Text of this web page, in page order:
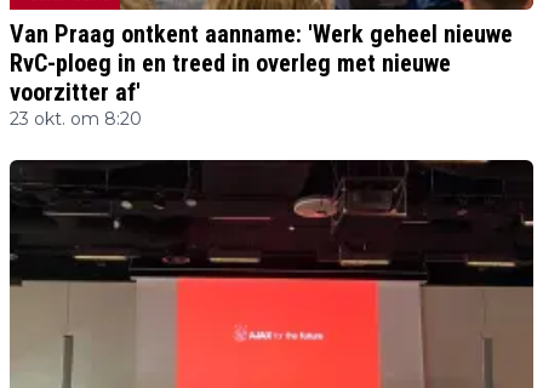
Van Praag ontkent aanname: 'Werk geheel nieuwe
RvC-ploeg in en treed in overleg met nieuwe
voorzitter af'
23 okt. om 8:20